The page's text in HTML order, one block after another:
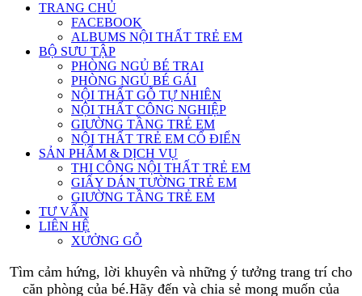
TRANG CHỦ
FACEBOOK
ALBUMS NỘI THẤT TRẺ EM
BỘ SƯU TẬP
PHÒNG NGỦ BÉ TRAI
PHÒNG NGỦ BÉ GÁI
NỘI THẤT GỖ TỰ NHIÊN
NỘI THẤT CÔNG NGHIỆP
GIƯỜNG TẦNG TRẺ EM
NỘI THẤT TRẺ EM CỔ ĐIỂN
SẢN PHẨM & DỊCH VỤ
THI CÔNG NỘI THẤT TRẺ EM
GIẤY DÁN TƯỜNG TRẺ EM
GIƯỜNG TẦNG TRẺ EM
TƯ VẤN
LIÊN HỆ
XƯỞNG GỖ
Tìm cảm hứng, lời khuyên và những ý tưởng trang trí cho
căn phòng của bé.Hãy đến và chia sẻ mong muốn của